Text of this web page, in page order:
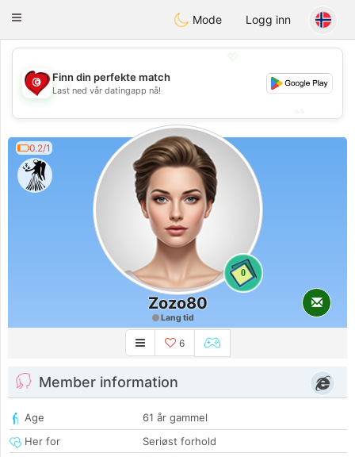
Tunisia Dating
Toggle
Mode Logg inn
💖
💕
Finn din perfekte match
Last ned vår datingapp nå!
0.2/1
0
Zozo80
Lang tid
6
Member information
Age
61 år gammel
Her for
Seriøst forhold